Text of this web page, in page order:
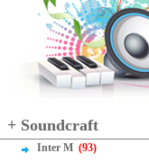
+ Soundcraft
Inter M (93)